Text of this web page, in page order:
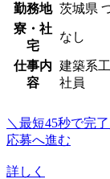
勤務地 茨城県
寮・社
宅
なし
仕事内
容
建築系
社員
＼最短45秒で完
応募へ進む
詳しく